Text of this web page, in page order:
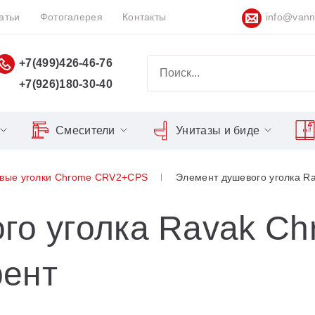
Фотогалерея Контакты
+7(499)426-46-76
+7(926)180-30-40
Душевые двери
Сиденья OVO для душевых
Domino
Formy
Freedom
Смесители
Серия Flat
Серия LIFE
Серия Neo
Унитазы и биде
Сиденья для унитазов
Cool
Nexty
уголки Chrome CRV2+CPS Элемент душевого уголка
уголка Ravak